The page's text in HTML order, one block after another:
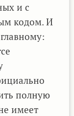
и с
кодом. И
полную
имеет